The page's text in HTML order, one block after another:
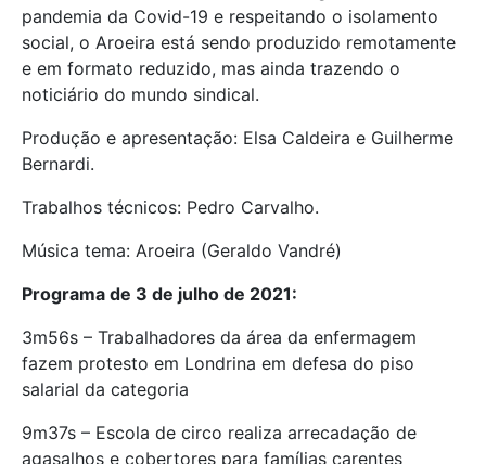
pandemia da Covid-19 e respeitando o isolamento
social, o Aroeira está sendo produzido remotamente
e em formato reduzido, mas ainda trazendo o
noticiário do mundo sindical.
Produção e apresentação: Elsa Caldeira e Guilherme
Bernardi.
Trabalhos técnicos: Pedro Carvalho.
Música tema: Aroeira (Geraldo Vandré)
Programa de 3 de julho de 2021:
3m56s – Trabalhadores da área da enfermagem
fazem protesto em Londrina em defesa do piso
salarial da categoria
9m37s – Escola de circo realiza arrecadação de
agasalhos e cobertores para famílias carentes